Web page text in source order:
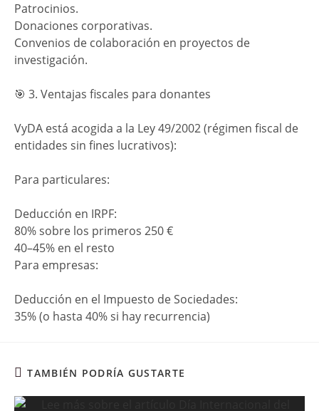
Patrocinios.
Donaciones corporativas.
Convenios de colaboración en proyectos de
investigación.
🎯 3. Ventajas fiscales para donantes
VyDA está acogida a la Ley 49/2002 (régimen fiscal de
entidades sin fines lucrativos):
Para particulares:
Deducción en IRPF:
80% sobre los primeros 250 €
40–45% en el resto
Para empresas:
Deducción en el Impuesto de Sociedades:
35% (o hasta 40% si hay recurrencia)
TAMBIÉN PODRÍA GUSTARTE